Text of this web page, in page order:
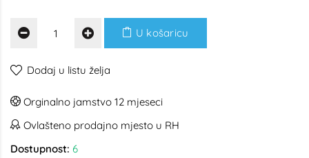
U košaricu
Dodaj u listu želja
Orginalno jamstvo 12 mjeseci
Ovlašteno prodajno mjesto u RH
Dostupnost: 6